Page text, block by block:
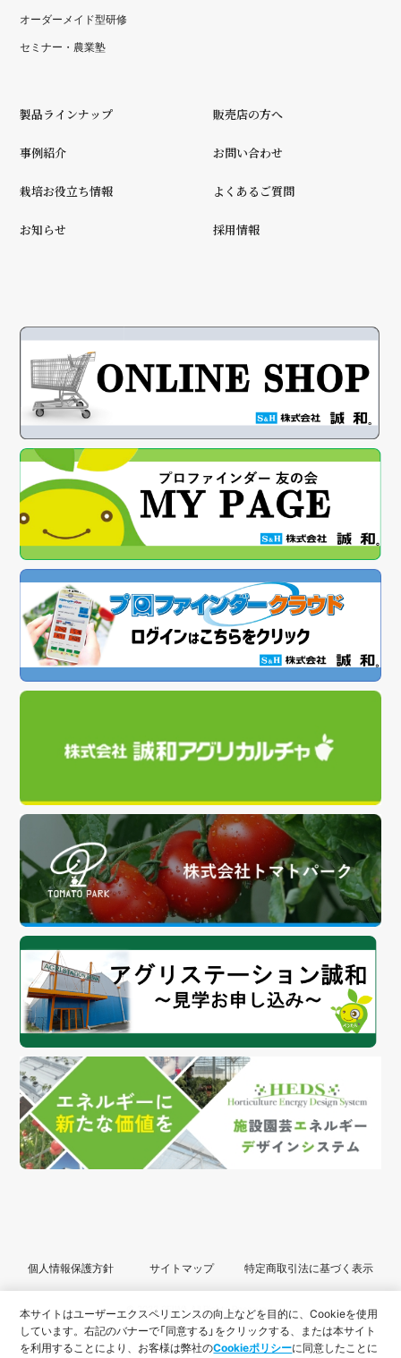
本サイトはユーザーエクスペリエンスの向上などを目的に、Cookieを使用
しています。右記のバナーで「同意する」をクリックする、または本サイト
を利用することにより、 お客様は弊社のCookieポリシーに同意したことに
オーダーメイド型研修
セミナー・農業塾
製品ラインナップ
事例紹介
栽培お役立ち情報
お知らせ
販売店の方へ
お問い合わせ
よくあるご質問
採用情報
個人情報保護方針 サイトマップ 特定商取引法に基づく表示
© 2022 SEIWA All Rights Reserved.